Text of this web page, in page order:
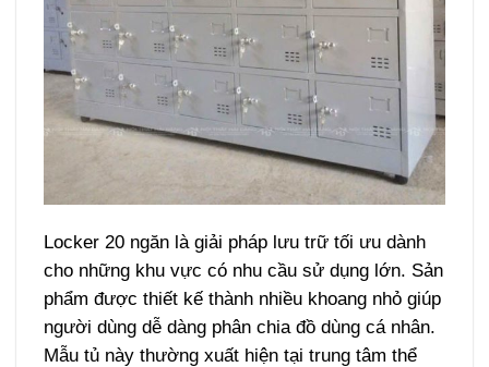
Locker 20 ngăn là giải pháp lưu trữ tối ưu dành
cho những khu vực có nhu cầu sử dụng lớn. Sản
phẩm được thiết kế thành nhiều khoang nhỏ giúp
người dùng dễ dàng phân chia đồ dùng cá nhân.
Mẫu tủ này thường xuất hiện tại trung tâm thể